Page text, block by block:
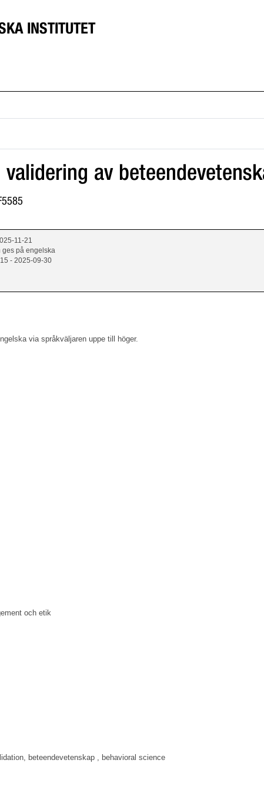
INSTITUTET
av
11-21
ges på engelska
- 2025-09-30
via språkväljaren uppe till höger.
och etik
beteendevetenskap , behavioral science